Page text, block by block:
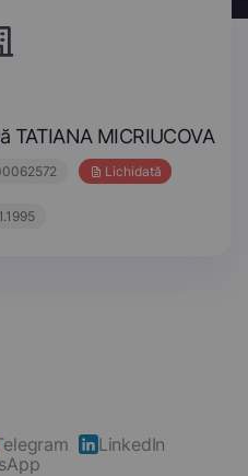
TATIANA MICRIUCOVA
Lichidată
LinkedIn